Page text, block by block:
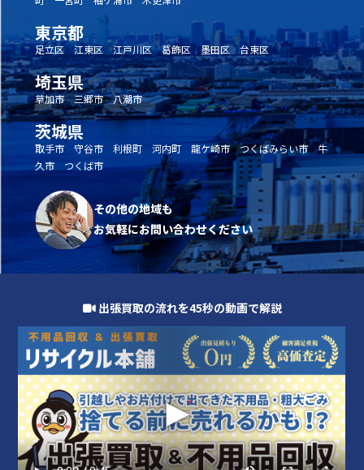
東京都
足立区 江東区 江戸川区 葛飾区 墨田区 台東区
埼玉県
草加市 三郷市 八潮市
茨城県
取手市 守谷市 利根町 河内町 龍ケ崎市 つくばみらい市 牛
久市 つくば市
その他の地域も
お気軽にお問い合わせください
出張買取の流れを45秒の動画で解説